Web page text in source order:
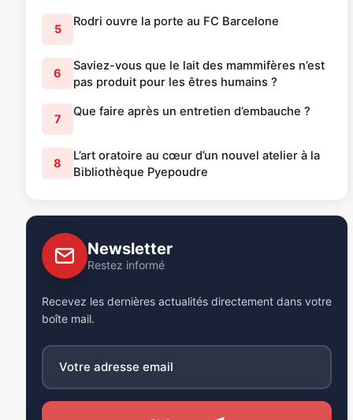
5
Rodri ouvre la porte au FC Barcelone
6
Saviez-vous que le lait des mammifères n’est
pas produit pour les êtres humains ?
7
Que faire après un entretien d’embauche ?
8
L’art oratoire au cœur d’un nouvel atelier à la
Bibliothèque Pyepoudre
Newsletter
Restez informé
Recevez les dernières actualités directement dans votre
boîte mail.